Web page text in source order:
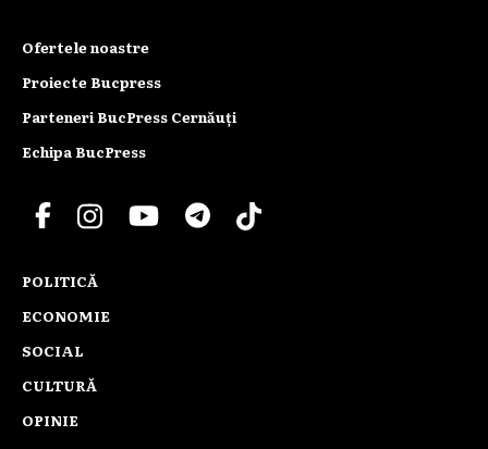
Ofertele noastre
Proiecte Bucpress
Parteneri BucPress Cernăuți
Echipa BucPress
POLITICĂ
ECONOMIE
SOCIAL
CULTURĂ
OPINIE